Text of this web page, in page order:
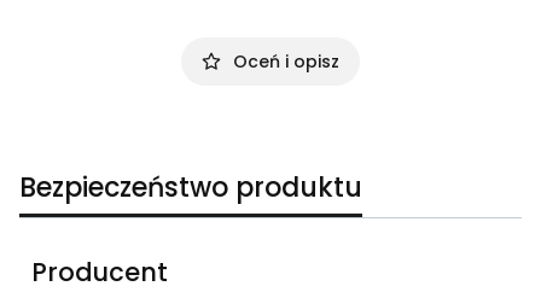
Oceń i opisz
Bezpieczeństwo produktu
Producent